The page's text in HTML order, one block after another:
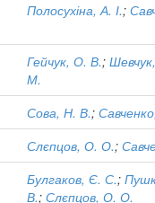
Полосухіна, А. І.;
Гейчук, О. В.;
М.
Сова, Н. В.;
Слєпцов, О. О.;
Булгаков, Є. С.;
В.; Слєпцов, О. О.